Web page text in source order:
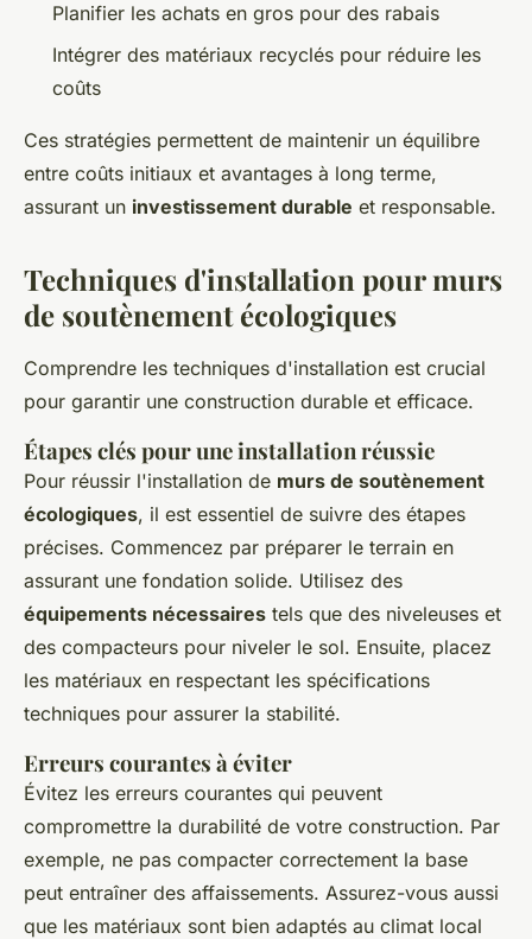
Planifier les achats en gros pour des rabais
Intégrer des matériaux recyclés pour réduire les
coûts
Ces stratégies permettent de maintenir un équilibre
entre coûts initiaux et avantages à long terme,
assurant un investissement durable et responsable.
Techniques d'installation pour murs
de soutènement écologiques
Comprendre les techniques d'installation est crucial
pour garantir une construction durable et efficace.
Étapes clés pour une installation réussie
Pour réussir l'installation de murs de soutènement
écologiques, il est essentiel de suivre des étapes
précises. Commencez par préparer le terrain en
assurant une fondation solide. Utilisez des
équipements nécessaires tels que des niveleuses et
des compacteurs pour niveler le sol. Ensuite, placez
les matériaux en respectant les spécifications
techniques pour assurer la stabilité.
Erreurs courantes à éviter
Évitez les erreurs courantes qui peuvent
compromettre la durabilité de votre construction. Par
exemple, ne pas compacter correctement la base
peut entraîner des affaissements. Assurez-vous aussi
que les matériaux sont bien adaptés au climat local